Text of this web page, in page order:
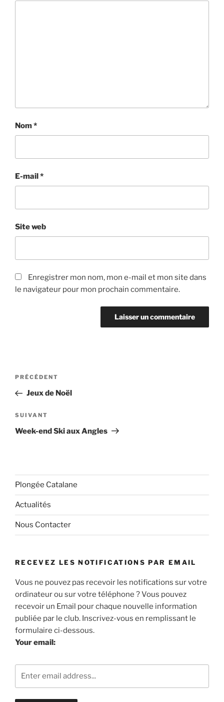
Nom*
E-mail*
Site web
Enregistrer mon nom, mon e-mail et mon site dans
le navigateur pour mon prochain commentaire.
Navigation
l’article
Article
précédent
PRÉCÉDENT
Jeux de Noël
Article
suivant
SUIVANT
Week-end Ski aux Angles
Plongée Catalane
Actualités
Nous Contacter
RECEVEZ LES NOTIFICATIONS PAR EMAIL
Vous ne pouvez pas recevoir les notifications sur votre
ordinateur ou sur votre téléphone ? Vous pouvez
recevoir un Email pour chaque nouvelle information
publiée par le club. Inscrivez-vous en remplissant le
formulaire ci-dessous.
Your email: